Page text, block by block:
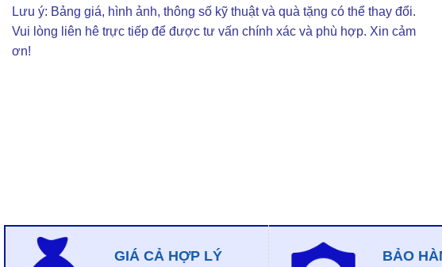
Lưu ý: Bảng giá, hình ảnh, thông số kỹ thuật và quà tặng có thể thay đổi.
Vui lòng liên hê trực tiếp để được tư vấn chính xác và phù hợp. Xin cảm
ơn!
GIÁ CẢ HỢP LÝ BẢO